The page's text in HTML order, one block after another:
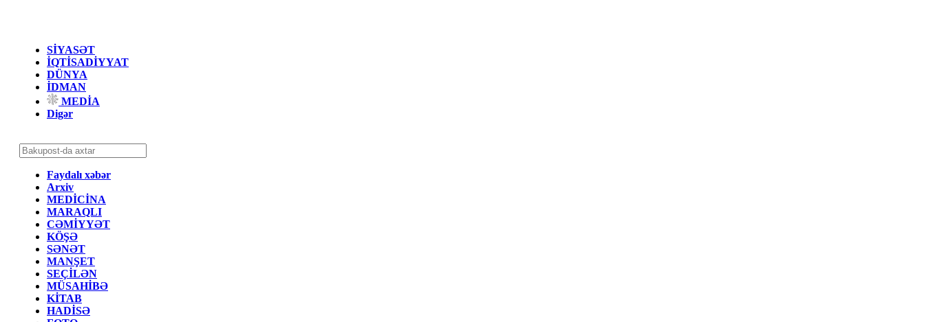
SİYASƏT
İQTİSADİYYAT
DÜNYA
İDMAN
MEDİA
Digər
Faydalı xəbər
Arxiv
MEDİCİNA
MARAQLI
CƏMİYYƏT
KÖŞƏ
SƏNƏT
MANŞET
SEÇİLƏN
MÜSAHİBƏ
KİTAB
HADİSƏ